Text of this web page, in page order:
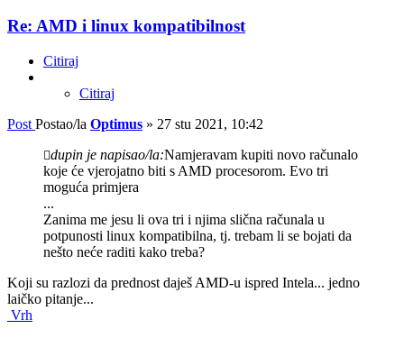
Re: AMD i linux kompatibilnost
Citiraj
Citiraj
Post Postao/la Optimus » 27 stu 2021, 10:42
dupin je napisao/la:Namjeravam kupiti novo računalo
koje će vjerojatno biti s AMD procesorom. Evo tri
moguća primjera
...
Zanima me jesu li ova tri i njima slična računala u
potpunosti linux kompatibilna, tj. trebam li se bojati da
nešto neće raditi kako treba?
Koji su razlozi da prednost daješ AMD-u ispred Intela... jedno
laičko pitanje...
Vrh